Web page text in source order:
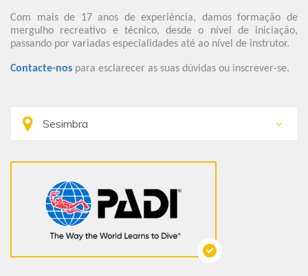
Com mais de 17 anos de experiência, damos formação de
mergulho recreativo e técnico, desde o nível de iniciação,
passando por variadas especialidades até ao nível de instrutor.
Contacte-nos para esclarecer as suas dúvidas ou inscrever-se.